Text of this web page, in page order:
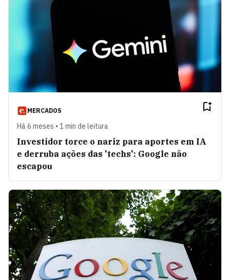
MERCADOS
Há 6 meses • 1 min de leitura
Investidor torce o nariz para aportes em IA
e derruba ações das 'techs': Google não
escapou